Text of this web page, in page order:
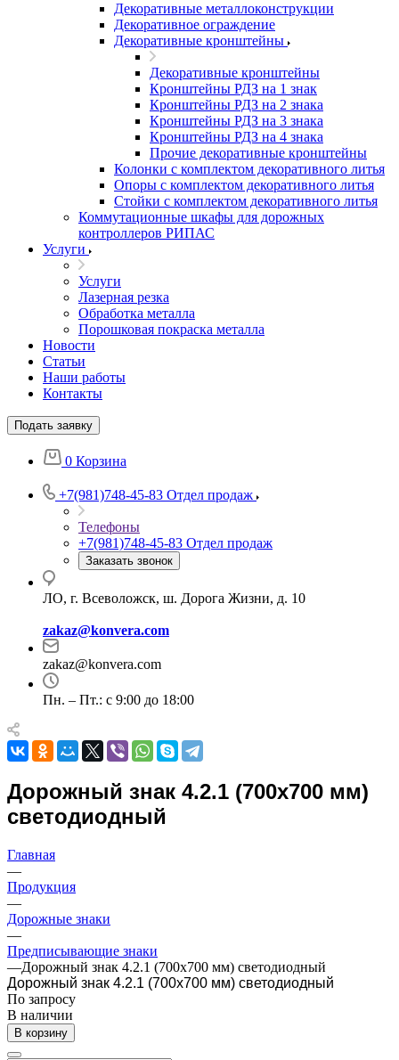
Декоративные металлоконструкции
Декоративное ограждение
Декоративные кронштейны
Декоративные кронштейны
Кронштейны РДЗ на 1 знак
Кронштейны РДЗ на 2 знака
Кронштейны РДЗ на 3 знака
Кронштейны РДЗ на 4 знака
Прочие декоративные кронштейны
Колонки с комплектом декоративного литья
Опоры с комплектом декоративного литья
Стойки с комплектом декоративного литья
Коммутационные шкафы для дорожных
контроллеров РИПАС
Услуги
Услуги
Лазерная резка
Обработка металла
Порошковая покраска металла
Новости
Статьи
Наши работы
Контакты
Подать заявку
0 Корзина
+7(981)748-45-83 Отдел продаж
Телефоны
+7(981)748-45-83 Отдел продаж
Заказать звонок
ЛО, г. Всеволожск, ш. Дорога Жизни, д. 10
zakaz@konvera.com
zakaz@konvera.com
Пн. – Пт.: с 9:00 до 18:00
Дорожный знак 4.2.1 (700х700 мм)
светодиодный
Главная
—
Продукция
—
Дорожные знаки
—
Предписывающие знаки
—Дорожный знак 4.2.1 (700х700 мм) светодиодный
Дорожный знак 4.2.1 (700х700 мм) светодиодный
По запросу
В наличии
В корзину